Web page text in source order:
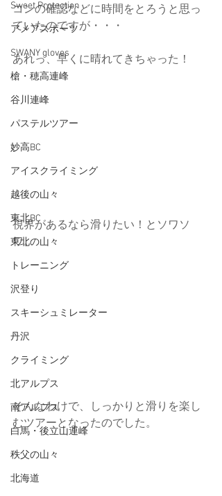
Sweet Protection
アメアスポーツ
SWANY gloves
槍・穂高連峰
谷川連峰
パステルツアー
妙高BC
アイスクライミング
越後の山々
東北BC
東北の山々
トレーニング
沢登り
スキーシュミレーター
丹沢
クライミング
北アルプス
南アルプス
白馬・後立山連峰
秩父の山々
北海道
コンの確認などに時間をとろうと思っ
ていたのですが・・・
あれっ、早くに晴れてきちゃった！
視界があるなら滑りたい！とソワソ
ワ。
そんなわけで、しっかりと滑りを楽し
むツアーとなったのでした。